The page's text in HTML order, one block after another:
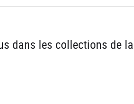
dans les collections de